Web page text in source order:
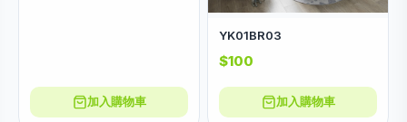
加入購物車
YK01BR03
$100
加入購物車